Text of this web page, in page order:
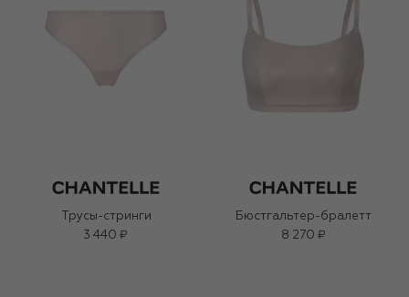
Трусы-стринги
3 440 ₽
Бюстгальтер-бралетт
8 270 ₽